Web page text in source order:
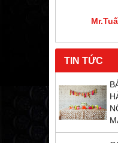
TIN TỨC